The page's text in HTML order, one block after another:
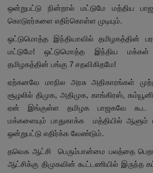
ஒன்றுபட்டு நின்றால் மட்டுமே மத்திய
கொடுரர்களை எதிர்கொள்ள முடியும்.
ஒட்டுமொத்த இந்தியாவில் தமிழகத்தின்
மட்டுமே! ஒட்டுமொத்த இந்திய
தமிழகத்தின் பங்கு 7 சதவிகிதமே!
ஏற்கனவே மாநில அரசு அதிகாரங்கள்
சூழலில் திமுக, அதிமுக, காங்கிரஸ்,
ஏன் இங்குள்ள தமிழக பாஜகவே
மக்களையும் பாதுகாக்க மத்தியில் ஆளும்
ஒன்றுபட்டு எதிர்க்க வேண்டும்.
தவெக ஆட்சி பெரும்பான்மை பலத்தை
ஆட்சிக்கு திமுகவின் கூட்டணியில் இருந்த